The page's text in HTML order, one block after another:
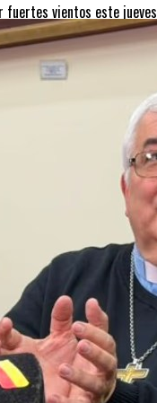
fuertes vientos este jueves